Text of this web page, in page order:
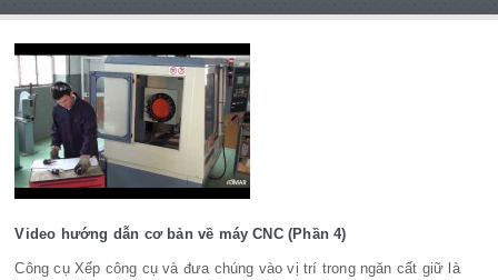
Video hướng dẫn cơ bản về máy CNC (Phần 4)
Công cụ Xếp công cụ và đưa chúng vào vị trí trong ngăn cất giữ là